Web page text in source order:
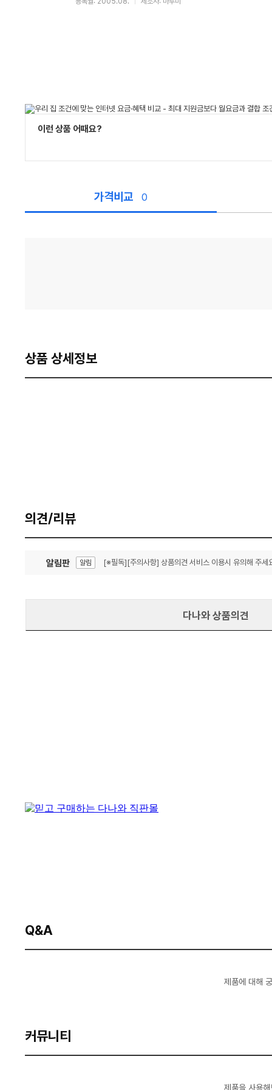
이런 상품 어때요?
가격비교 0
상품 상세정보
의견/리뷰
알림판 알림 [※필독][주의사항] 상품의견 서비스 이용시 유의해 주세
다나와 상품의견
Q&A
제품에 대해
커뮤니티
제품을 사용